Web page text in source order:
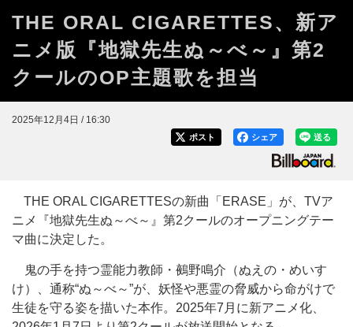
THE ORAL CIGARETTES、新ア
ニメ版『地獄先生ぬ～べ～』第2
クールのOP主題歌を担当
2025年12月4日 / 16:30
送る
シェア
ポスト
THE ORAL CIGARETTESの新曲「ERASE」が、TVア
ニメ『地獄先生ぬ～べ～』第2クールのオープニングテー
マ曲に決定した。
鬼の手を持つ霊能力教師・鵺野鳴介（ぬえの・めいす
け）、通称“ぬ～べ～”が、妖怪や悪霊の脅威から命がけで
生徒を守る姿を描いた本作。2025年7月に新アニメ化、